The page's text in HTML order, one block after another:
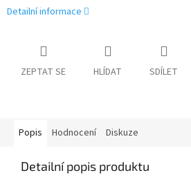
Detailní informace
ZEPTAT SE HLÍDAT SDÍLET
Popis Hodnocení Diskuze
Detailní popis produktu